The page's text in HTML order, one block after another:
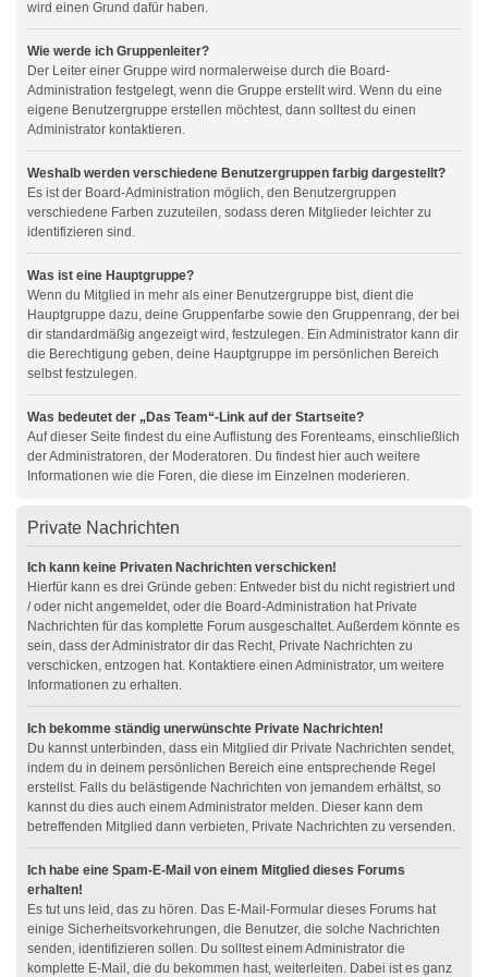
wird einen Grund dafür haben.
Wie werde ich Gruppenleiter?
Der Leiter einer Gruppe wird normalerweise durch die Board-
Administration festgelegt, wenn die Gruppe erstellt wird. Wenn du eine
eigene Benutzergruppe erstellen möchtest, dann solltest du einen
Administrator kontaktieren.
Weshalb werden verschiedene Benutzergruppen farbig dargestellt?
Es ist der Board-Administration möglich, den Benutzergruppen
verschiedene Farben zuzuteilen, sodass deren Mitglieder leichter zu
identifizieren sind.
Was ist eine Hauptgruppe?
Wenn du Mitglied in mehr als einer Benutzergruppe bist, dient die
Hauptgruppe dazu, deine Gruppenfarbe sowie den Gruppenrang, der bei
dir standardmäßig angezeigt wird, festzulegen. Ein Administrator kann dir
die Berechtigung geben, deine Hauptgruppe im persönlichen Bereich
selbst festzulegen.
Was bedeutet der „Das Team“-Link auf der Startseite?
Auf dieser Seite findest du eine Auflistung des Forenteams, einschließlich
der Administratoren, der Moderatoren. Du findest hier auch weitere
Informationen wie die Foren, die diese im Einzelnen moderieren.
Private Nachrichten
Ich kann keine Privaten Nachrichten verschicken!
Hierfür kann es drei Gründe geben: Entweder bist du nicht registriert und
/ oder nicht angemeldet, oder die Board-Administration hat Private
Nachrichten für das komplette Forum ausgeschaltet. Außerdem könnte es
sein, dass der Administrator dir das Recht, Private Nachrichten zu
verschicken, entzogen hat. Kontaktiere einen Administrator, um weitere
Informationen zu erhalten.
Ich bekomme ständig unerwünschte Private Nachrichten!
Du kannst unterbinden, dass ein Mitglied dir Private Nachrichten sendet,
indem du in deinem persönlichen Bereich eine entsprechende Regel
erstellst. Falls du belästigende Nachrichten von jemandem erhältst, so
kannst du dies auch einem Administrator melden. Dieser kann dem
betreffenden Mitglied dann verbieten, Private Nachrichten zu versenden.
Ich habe eine Spam-E-Mail von einem Mitglied dieses Forums
erhalten!
Es tut uns leid, das zu hören. Das E-Mail-Formular dieses Forums hat
einige Sicherheitsvorkehrungen, die Benutzer, die solche Nachrichten
senden, identifizieren sollen. Du solltest einem Administrator die
komplette E-Mail, die du bekommen hast, weiterleiten. Dabei ist es ganz